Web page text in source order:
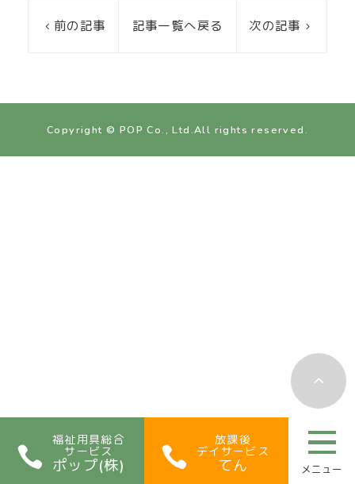
福祉用具総合
サービス
ポップ(株)
放課後
デイサービス
てん
COMPANY
福祉用具
WELFARE EQUIPMENT
前の記事 記事一覧へ戻る 次の記事
Copyright © POP Co., Ltd.All rights reserved.